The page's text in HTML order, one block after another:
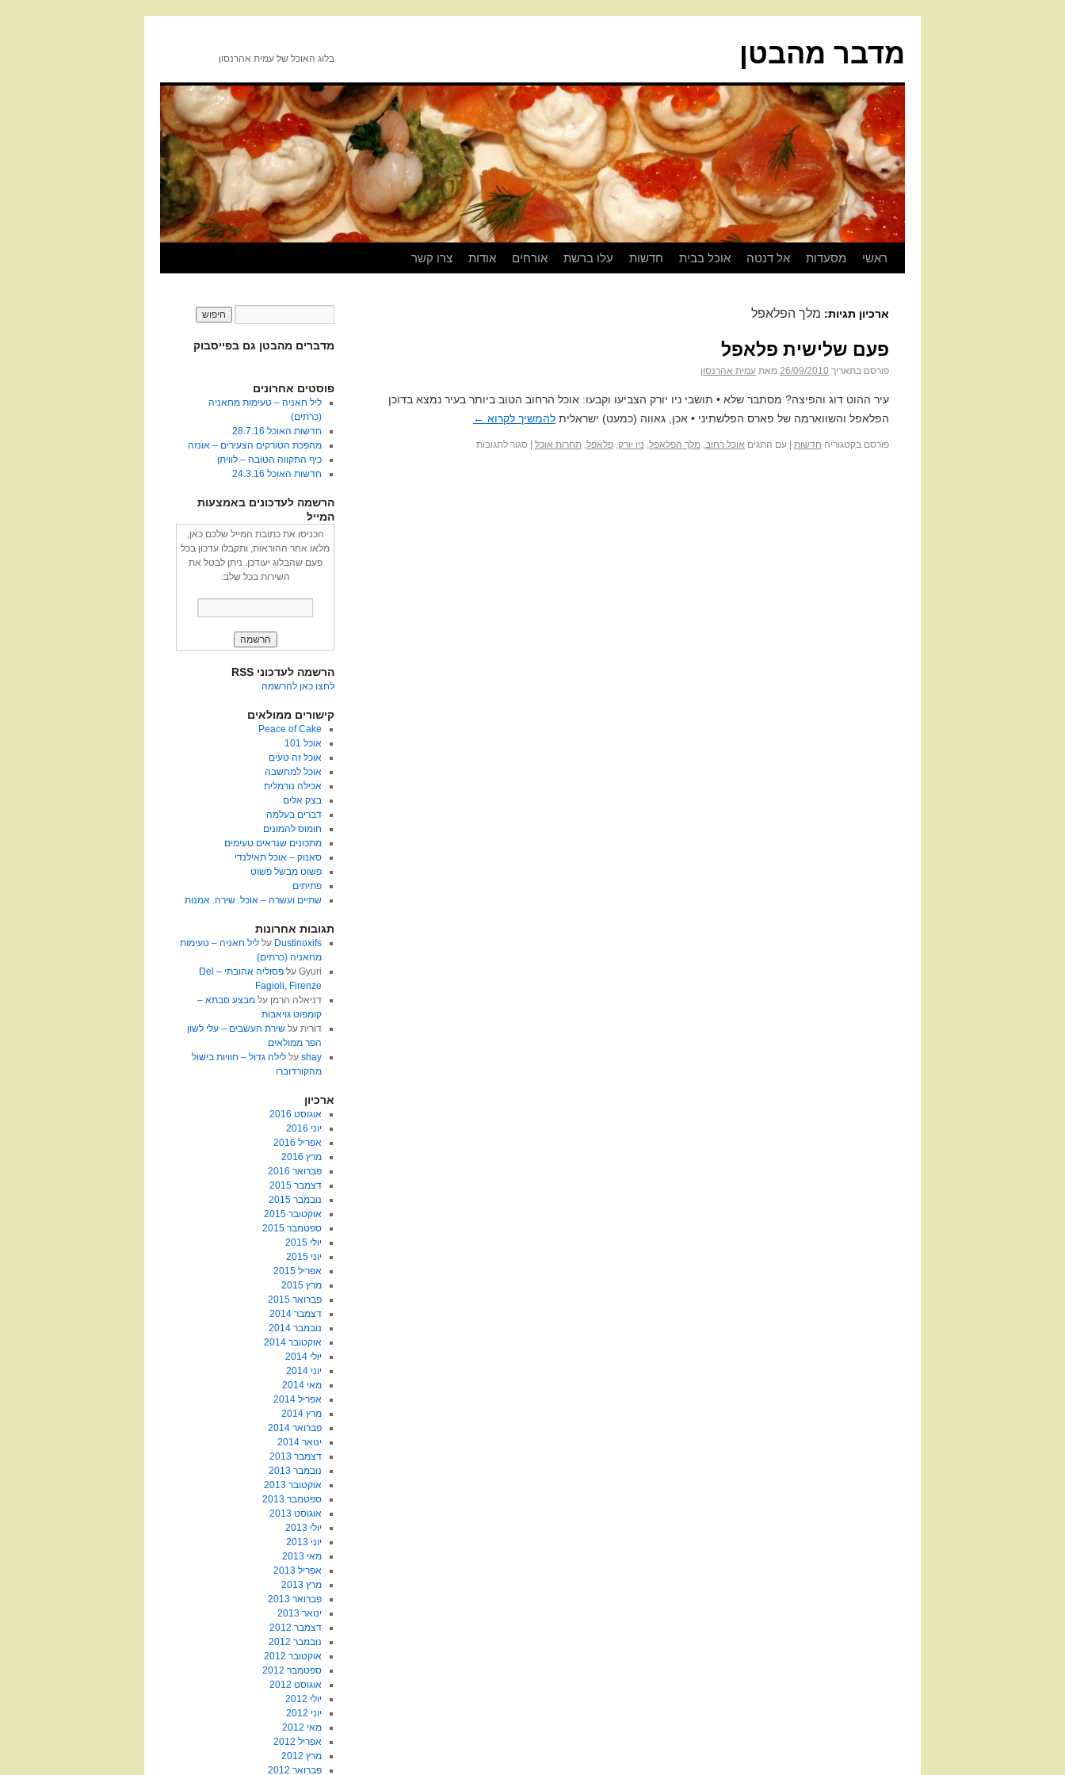
מדבר מהבטן בלוג האוכל של עמית אהרנסון
ראשי מסעדות אל דנטה אוכל בבית חדשות עלו ברשת אורחים אודות צרו קשר
ארכיון תגיות: מלך הפלאפל
פעם שלישית פלאפל
פורסם בתאריך 26/09/2010 מאת עמית אהרנסון
עיר ההוט דוג והפיצה? מסתבר שלא • תושבי ניו יורק הצביעו וקבעו: אוכל הרחוב הטוב ביותר בעיר נמצא בדוכן
הפלאפל והשווארמה של פארס הפלשתיני • אכן, גאווה (כמעט) ישראלית להמשיך לקרוא ←
פורסם בקטגוריה חדשות עם התגים אוכל רחוב, מלך הפלאפל, ניו יורק, פלאפל, תחרות אוכל סגור לתגובות
מדברים מהבטן גם בפייסבוק
פוסטים אחרונים
ליל חאניה – טעימות מחאניה
(כרתים)
חדשות האוכל 28.7.16
מהפכת הטורקים הצעירים – אונזה
כיף התקווה הטובה – לוויתן
חדשות האוכל 24.3.16
הרשמה לעדכונים באמצעות
המייל
הכניסו את כתובת המייל שלכם כאן,
מלאו אחר ההוראות, ותקבלו עדכון בכל
פעם שהבלוג יעודכן. ניתן לבטל את
השירות בכל שלב:
הרשמה לעדכוני RSS
לחצו כאן להרשמה
קישורים ממולאים
Peace of Cake
אוכל 101
אוכל זה טעים
אוכל למחשבה
אכילה נורמלית
בצק אלים
דברים בעלמה
חומוס להמונים
מתכונים שנראים טעימים
סאנוק – אוכל תאילנדי
פשוט מבשל פשוט
פתיתים
שתיים ועשרה – אוכל. שירה. אמנות
תגובות אחרונות
Dustinoxifs על ליל חאניה – טעימות
מחאניה (כרתים)
Gyuriעל
פסוליה אהובתי – Del
Fagioli, Firenze
דניאלה הרמן על מבצע סבתא –
קומפוט גויאבות
דוריתעל שירת העשבים – עלי לשון
הפר ממולאים
shayעל לילה גדול – חוויות בישול
מהקורדוברו
ארכיון
אוגוסט 2016
יוני 2016
אפריל 2016
מרץ 2016
פברואר 2016
דצמבר 2015
נובמבר 2015
אוקטובר 2015
ספטמבר 2015
יולי 2015
יוני 2015
אפריל 2015
מרץ 2015
פברואר 2015
דצמבר 2014
נובמבר 2014
אוקטובר 2014
יולי 2014
יוני 2014
מאי 2014
אפריל 2014
מרץ 2014
פברואר 2014
ינואר 2014
דצמבר 2013
נובמבר 2013
אוקטובר 2013
ספטמבר 2013
אוגוסט 2013
יולי 2013
יוני 2013
מאי 2013
אפריל 2013
מרץ 2013
פברואר 2013
ינואר 2013
דצמבר 2012
נובמבר 2012
אוקטובר 2012
ספטמבר 2012
אוגוסט 2012
יולי 2012
יוני 2012
מאי 2012
אפריל 2012
מרץ 2012
פברואר 2012